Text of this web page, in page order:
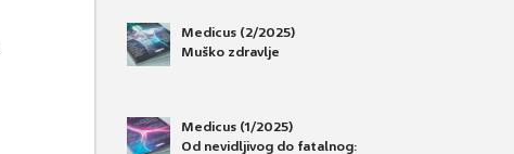
Medicus (2/2025)
Muško zdravlje
Medicus (1/2025)
Od nevidljivog do fatalnog: